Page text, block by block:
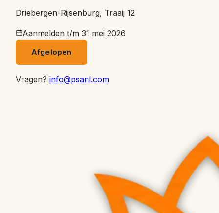
Driebergen-Rijsenburg, Traaij 12
Aanmelden t/m 31 mei 2026
Afgelopen
Vragen? info@psanl.com